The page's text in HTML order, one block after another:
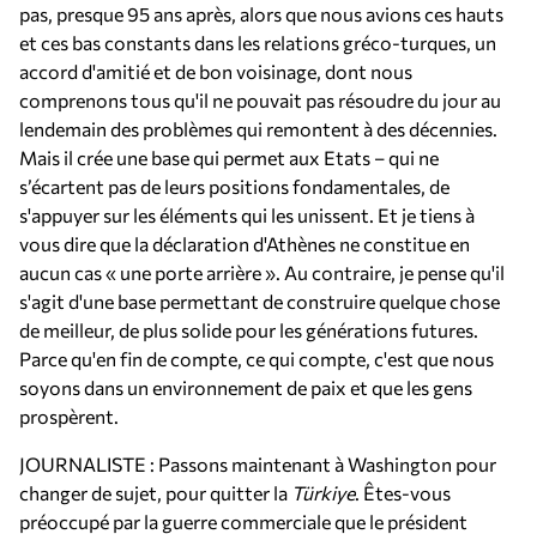
pas, presque 95 ans après, alors que nous avions ces hauts
et ces bas constants dans les relations gréco-turques, un
accord d'amitié et de bon voisinage, dont nous
comprenons tous qu'il ne pouvait pas résoudre du jour au
lendemain des problèmes qui remontent à des décennies.
Mais il crée une base qui permet aux Etats – qui ne
s’écartent pas de leurs positions fondamentales, de
s'appuyer sur les éléments qui les unissent. Et je tiens à
vous dire que la déclaration d'Athènes ne constitue en
aucun cas « une porte arrière ». Au contraire, je pense qu'il
s'agit d'une base permettant de construire quelque chose
de meilleur, de plus solide pour les générations futures.
Parce qu'en fin de compte, ce qui compte, c'est que nous
soyons dans un environnement de paix et que les gens
prospèrent.
JOURNALISTE : Passons maintenant à Washington pour
changer de sujet, pour quitter la Türkiye. Êtes-vous
préoccupé par la guerre commerciale que le président